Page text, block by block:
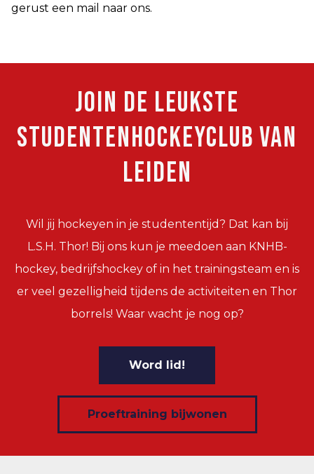
gerust een mail naar ons.
JOIN DE LEUKSTE
studentenhockeyclub van
Leiden
Wil jij hockeyen in je studententijd? Dat kan bij
L.S.H. Thor! Bij ons kun je meedoen aan KNHB-
hockey, bedrijfshockey of in het trainingsteam en is
er veel gezelligheid tijdens de activiteiten en Thor
borrels! Waar wacht je nog op?
Word lid!
Proeftraining bijwonen